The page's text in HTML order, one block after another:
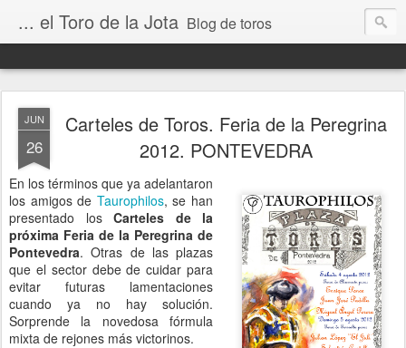
... el Toro de la Jota Blog de toros
JUN
26
Carteles de Toros. Feria de la Peregrina
2012. PONTEVEDRA
En los términos que ya adelantaron
los amigos de Taurophilos, se han
presentado losCarteles de la
próxima Feria de la Peregrina de
Pontevedra. Otras de las plazas
que el sector debe de cuidar para
evitar futuras lamentaciones
cuando ya no hay solución.
Sorprende la novedosa fórmula
mixta de rejones más victorinos.